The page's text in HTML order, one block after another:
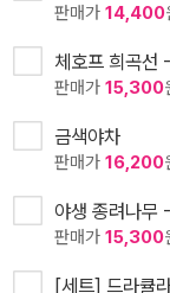
판매가 14,400
체호프 희곡선
판매가 15,300
금색야차
판매가 16,200
야생 종려나무
판매가 15,300
[세트] 드라큘